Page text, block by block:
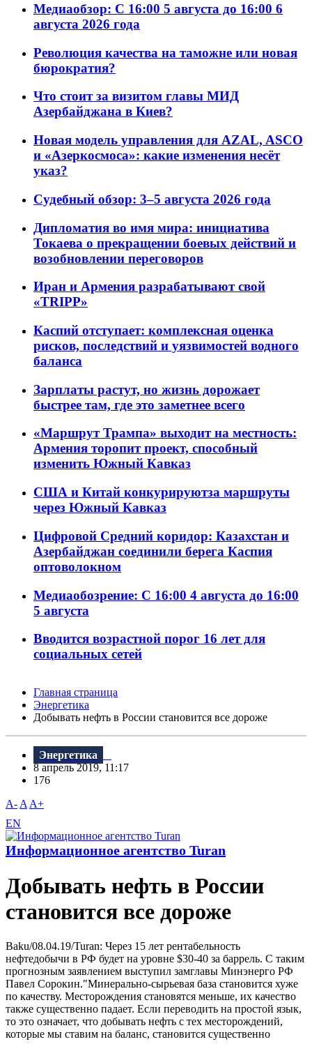
Медиаобзор: С 16:00 5 августа до 16:00 6
августа 2026 года
Революция качества на таможне или новая
бюрократия?
Что стоит за визитом главы МИД
Азербайджана в Киев?
Новая модель управления для AZAL, ASCO
и «Азеркосмоса»: какие изменения несёт
указ?
Судебный обзор: 3–5 августа 2026 года
Дипломатия во имя мира: инициатива
Токаева о прекращении боевых действий и
возобновлении переговоров
Иран и Армения разрабатывают свой
«TRIPP»
Каспий отступает: комплексная оценка
рисков, последствий и уязвимостей водного
баланса
Зарплаты растут, но жизнь дорожает
быстрее там, где это заметнее всего
«Маршрут Трампа» выходит на местность:
Армения торопит проект, способный
изменить Южный Кавказ
США и Китай конкурируютза маршруты
через Южный Кавказ
Цифровой Средний коридор: Казахстан и
Азербайджан соединили берега Каспия
оптоволокном
Медиаобозрение: С 16:00 4 августа до 16:00
5 августа
Вводится возрастной порог 16 лет для
социальных сетей
Главная страница
Энергетика
Добывать нефть в России становится все дороже
Энергетика
8 апрель 2019, 11:17
176
A- A A+
EN
Информационное агентство Turan
Добывать нефть в России
становится все дороже
Baku/08.04.19/Turan: Через 15 лет рентабельность
нефтедобычи в РФ будет на уровне $30-40 за баррель. С таким
прогнозным заявлением выступил замглавы Минэнерго РФ
Павел Сорокин."Минерально-сырьевая база становится хуже
по качеству. Месторождения становятся меньше, их качество
также существенно падает. Если переводить на простой язык,
то это означает, что добывать нефть с тех месторождений,
которые мы ставим на баланс, становится существенно